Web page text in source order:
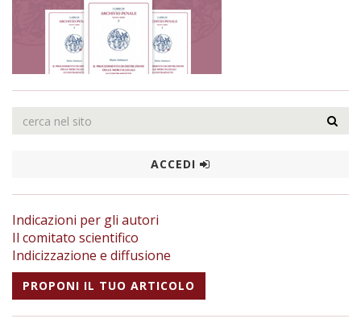
ACCEDI
Indicazioni per gli autori
Il comitato scientifico
Indicizzazione e diffusione
PROPONI IL TUO ARTICOLO